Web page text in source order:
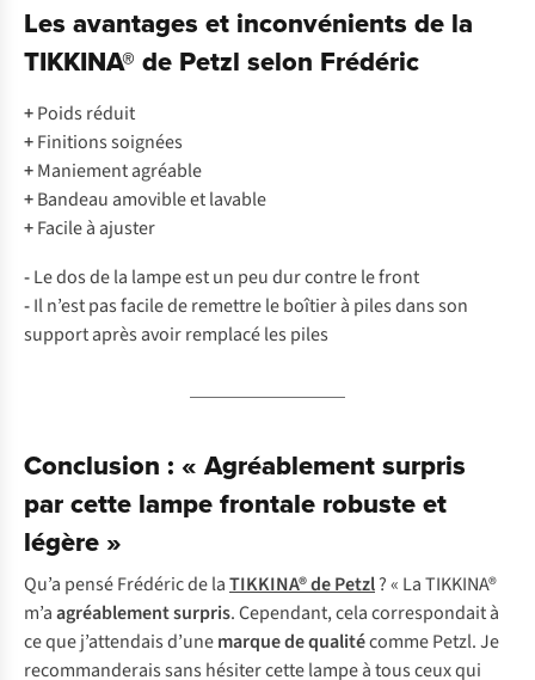
Les avantages et inconvénients de la
TIKKINA® de Petzl selon Frédéric
+Poids réduit
+Finitions soignées
+Maniement agréable
+Bandeau amovible et lavable
+Facile à ajuster
-Le dos de la lampe est un peu dur contre le front
-Il n’est pas facile de remettre le boîtier à piles dans son
support après avoir remplacé les piles
Conclusion : « Agréablement surpris
par cette lampe frontale robuste et
légère »
Qu’a pensé Frédéric de laTIKKINA® de Petzl? « La TIKKINA®
m’aagréablement surpris. Cependant, cela correspondait à
ce que j’attendais d’unemarque de qualitécomme Petzl. Je
recommanderais sans hésiter cette lampe à tous ceux qui